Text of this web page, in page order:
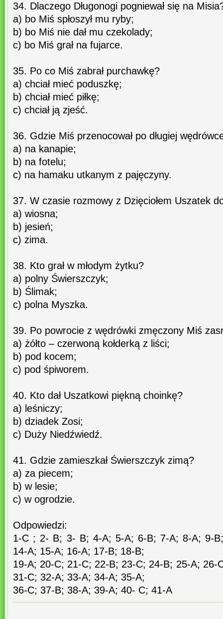
34. Dlaczego Długonogi pogniewał się na
a) bo Miś spłoszył mu ryby;
b) bo Miś nie dał mu czekolady;
c) bo Miś grał na fujarce.
35. Po co Miś zabrał purchawkę?
a) chciał mieć poduszkę;
b) chciał mieć piłkę;
c) chciał ją zjeść.
36. Gdzie Miś przenocował po długiej
a) na kanapie;
b) na fotelu;
c) na hamaku utkanym z pajęczyny.
37. W czasie rozmowy z Dzięciołem Uszatek
a) wiosna;
b) jesień;
c) zima.
38. Kto grał w młodym żytku?
a) polny Świerszczyk;
b) Ślimak;
c) polna Myszka.
39. Po powrocie z wędrówki zmęczony Miś
a) żółto – czerwoną kołderką z liści;
b) pod kocem;
c) pod śpiworem.
40. Kto dał Uszatkowi piękną choinkę?
a) leśniczy;
b) dziadek Zosi;
c) Duży Niedźwiedź.
41. Gdzie zamieszkał Świerszczyk zimą?
a) za piecem;
b) w lesie;
c) w ogrodzie.
Odpowiedzi:
1-C ; 2- B; 3- B; 4-A; 5-A; 6-B; 7-A; 8-A; 9-
14-A; 15-A; 16-A; 17-B; 18-B;
19-A; 20-C; 21-C; 22-B; 23-C; 24-B; 25-A; 26-
31-C; 32-A; 33-A; 34-A; 35-A;
36-C; 37-B; 38-A; 39-A; 40- C; 41-A